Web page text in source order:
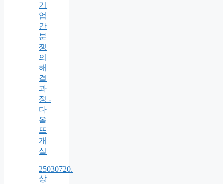
기
업
간
분
쟁
의
해
결
과
정 -
다
올
뜨
개
실
25030720.
상